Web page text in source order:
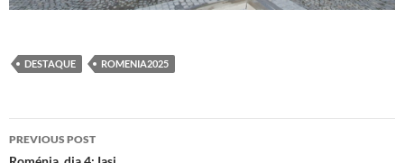
DESTAQUE ROMENIA2025
Post
PREVIOUS POST